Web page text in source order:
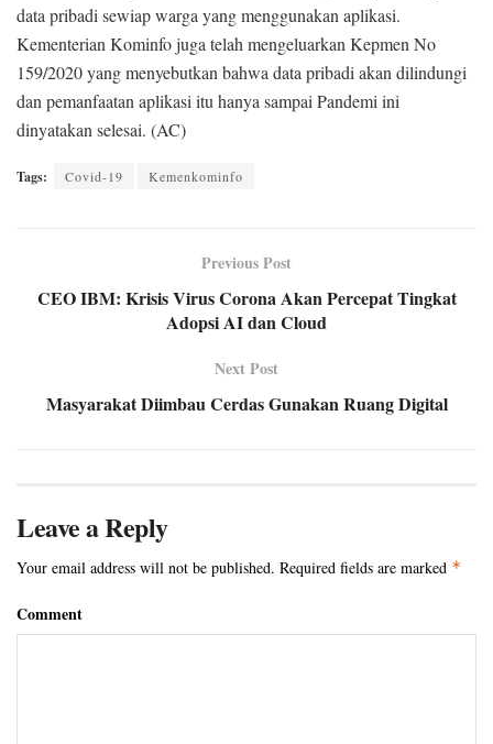
data pribadi sewiap warga yang menggunakan aplikasi.
Kementerian Kominfo juga telah mengeluarkan Kepmen No
159/2020 yang menyebutkan bahwa data pribadi akan dilindungi
dan pemanfaatan aplikasi itu hanya sampai Pandemi ini
dinyatakan selesai. (AC)
Tags: Covid-19 Kemenkominfo
Previous Post
CEO IBM: Krisis Virus Corona Akan Percepat Tingkat
Adopsi AI dan Cloud
Next Post
Masyarakat Diimbau Cerdas Gunakan Ruang Digital
Leave a Reply
Your email address will not be published. Required fields are marked *
Comment